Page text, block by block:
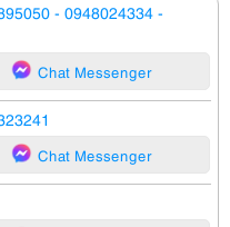
- 0948024334 -
Chat Messenger
Chat Messenger